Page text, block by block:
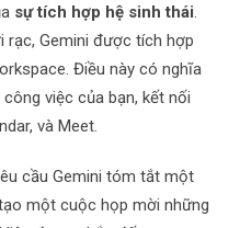
sự tích hợp hệ sinh thái.
rạc, Gemini được tích hợp
Điều này có nghĩa
công việc của bạn, kết nối
và Meet.
cầu Gemini tóm tắt một
một cuộc họp mời những